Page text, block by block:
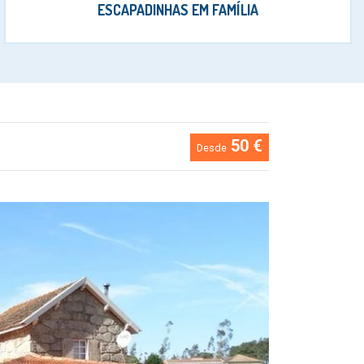
ESCAPADINHAS EM FAMÍLIA
Desde 50 €